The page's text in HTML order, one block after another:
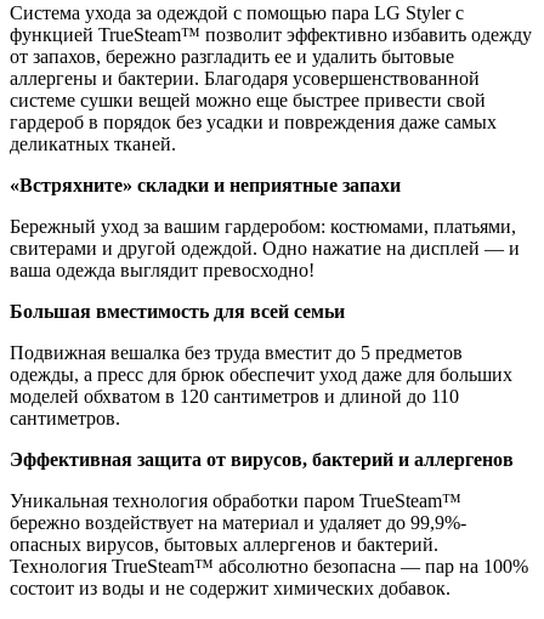
Система ухода за одеждой с помощью пара LG Styler с
функцией TrueSteam™ позволит эффективно избавить одежду
от запахов, бережно разгладить ее и удалить бытовые
аллергены и бактерии. Благодаря усовершенствованной
системе сушки вещей можно еще быстрее привести свой
гардероб в порядок без усадки и повреждения даже самых
деликатных тканей.
«Встряхните» складки и неприятные запахи
Бережный уход за вашим гардеробом: костюмами, платьями,
свитерами и другой одеждой. Одно нажатие на дисплей — и
ваша одежда выглядит превосходно!
Большая вместимость для всей семьи
Подвижная вешалка без труда вместит до 5 предметов
одежды, а пресс для брюк обеспечит уход даже для больших
моделей обхватом в 120 сантиметров и длиной до 110
сантиметров.
Эффективная защита от вирусов, бактерий и аллергенов
Уникальная технология обработки паром TrueSteam™
бережно воздействует на материал и удаляет до 99,9%­
опасных вирусов, бытовых аллергенов и бактерий.
Технология TrueSteam™ абсолютно безопасна — пар на 100%
состоит из воды и не содержит химических добавок.